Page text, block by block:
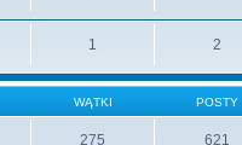
1 2
WĄTKI POSTY
275 621